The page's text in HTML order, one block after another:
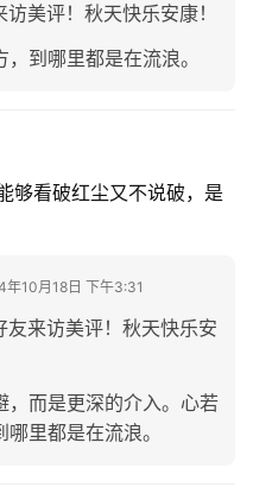
美评！秋天快乐安康！
到哪里都是在流浪。
够看破红尘又不说破，是
年10月18日 下午3:31
友来访美评！秋天快乐安
，而是更深的介入。心若
里都是在流浪。